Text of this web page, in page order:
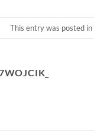
This entry was posted in